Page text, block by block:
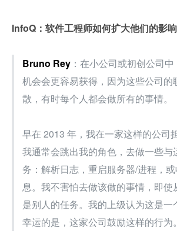
InfoQ：软件工程师如何扩大他们的影
Bruno Rey ：在小公司或初创公司
机会会更容易获得，因为这些公司的
散，有时每个人都会做所有的事情。
早在 2013 年，我在一家这样的公司
我通常会跳出我的角色，去做一些与
务：解析日志，重启服务器/进程，
息。我不害怕去做该做的事情，即使
是别人的任务。我的上级认为这是一
幸运的是，这家公司鼓励这样的行为。